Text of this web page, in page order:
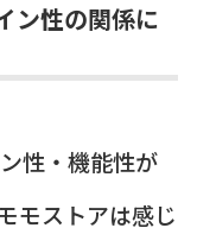
ン性の関係に
性・機能性が
モストアは感じ